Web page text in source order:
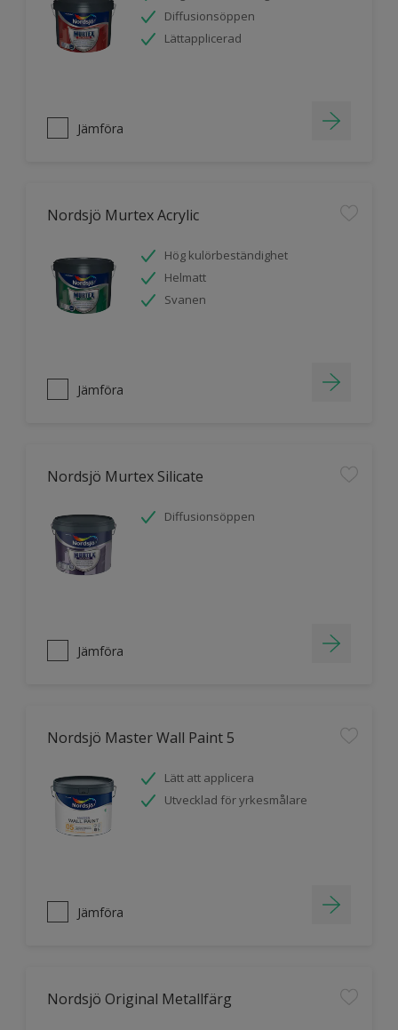
Diffusionsöppen
Lättapplicerad
Jämföra
Nordsjö Murtex Acrylic
Hög kulörbeständighet
Helmatt
Svanen
Jämföra
Nordsjö Murtex Silicate
Diffusionsöppen
Jämföra
Nordsjö Master Wall Paint 5
Lätt att applicera
Utvecklad för yrkesmålare
Jämföra
Nordsjö Original Metallfärg